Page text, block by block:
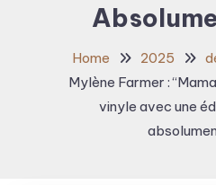
Home 2025
Mylène Farmer :
vinyle avec une